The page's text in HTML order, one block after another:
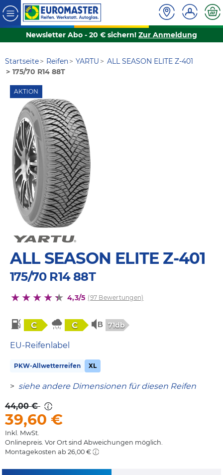
Newsletter Abo - 20 € sichern! Zur Anmeldung
Startseite Reifen YARTU
ALL SEASON ELITE Z-401
175/70 R14 88T
AKTION
ALL SEASON ELITE Z-401
175/70 R14 88T
4,3/5 (97 Bewertungen)
C C 71db
EU-Reifenlabel
PKW-Allwetterreifen XL
> siehe andere Dimensionen für diesen Reifen
44,00 €
39,60 €
Inkl. MwSt.
Onlinepreis. Vor Ort sind Abweichungen möglich.
Montagekosten ab 26,00 €